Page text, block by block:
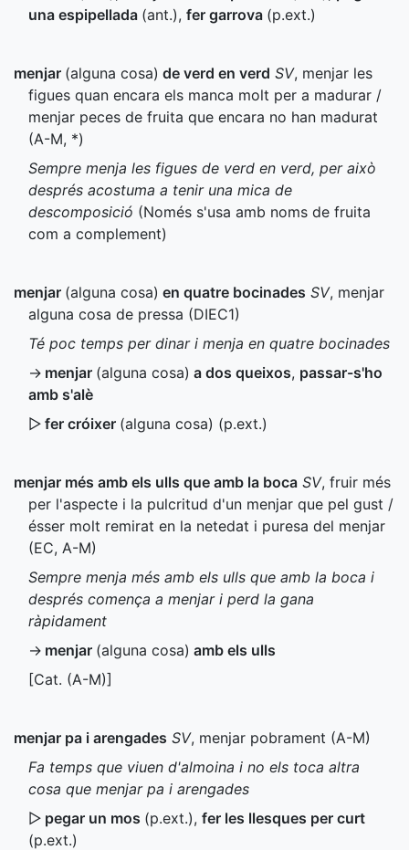
una espipellada (ant.), fer garrova (p.ext.)
menjar (alguna cosa) de verd en verd SV, menjar les
figues quan encara els manca molt per a madurar /
menjar peces de fruita que encara no han madurat
(A-M, *)
Sempre menja les figues de verd en verd, per això
després acostuma a tenir una mica de
descomposició (Només s'usa amb noms de fruita
com a complement)
menjar (alguna cosa) en quatre bocinades SV, menjar
alguna cosa de pressa (DIEC1)
Té poc temps per dinar i menja en quatre bocinades
→ menjar (alguna cosa) a dos queixos, passar-s'ho
amb s'alè
▷ fer cróixer (alguna cosa) (p.ext.)
menjar més amb els ulls que amb la boca SV, fruir més
per l'aspecte i la pulcritud d'un menjar que pel gust /
ésser molt remirat en la netedat i puresa del menjar
(EC, A-M)
Sempre menja més amb els ulls que amb la boca i
després comença a menjar i perd la gana
ràpidament
→ menjar (alguna cosa) amb els ulls
[Cat. (A-M)]
menjar pa i arengades SV, menjar pobrament (A-M)
Fa temps que viuen d'almoina i no els toca altra
cosa que menjar pa i arengades
▷ pegar un mos (p.ext.), fer les llesques per curt
(p.ext.)